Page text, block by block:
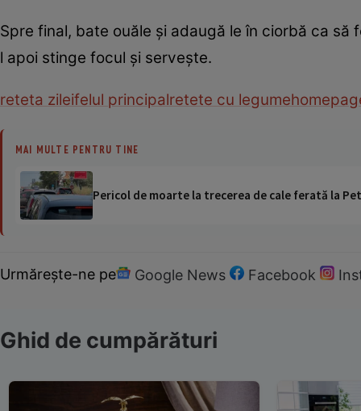
Spre final, bate ouăle şi adaugă le în ciorbă ca
l apoi stinge focul şi serveşte.
reteta zileifelul principalretete cu legume
MAI MULTE PENTRU TINE
Pericol de moarte la trecerea de cale ferată la
Urmărește-ne pe Google News Facebook
Ghid de cumpărături